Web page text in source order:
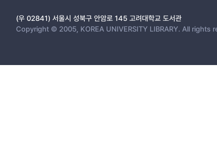
(우 02841) 서울시 성북구 안암로 145 고려대학교 도서관
Copyright © 2005, KOREA UNIVERSITY LIBRARY. All rights